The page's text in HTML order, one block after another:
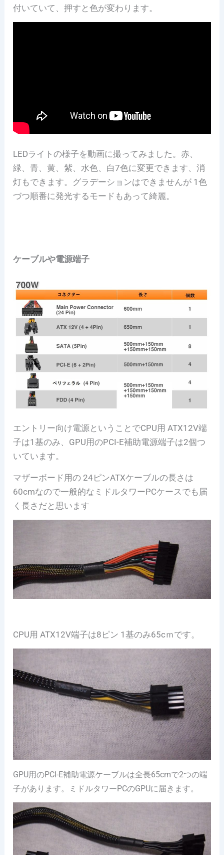
付いていて、押すと色が変わります。
LEDライトの様子を動画に撮ってみました。赤、
緑、青、黄、紫、水色、白7色に変更できます、消
灯もできます。グラデーションはできませんが 1色
づつ順番に発光するモードもあって綺麗。
ケーブルや電源端子
エントリー向け電源ということでCPU用 ATX12V端
子は1基のみ、GPU用のPCI-E補助電源端子は2個つ
いています。
マザーボード用の 24ピンATXケーブルの長さは
60cmなので一般的なミドルタワーPCケースでも届
く長さだと思います
CPU用 ATX12V端子は8ピン 1基のみ65cｍです。
GPU用のPCI-E補助電源ケーブルは全長65cmで2つの端
子があります。ミドルタワーPCのGPUに届きます。